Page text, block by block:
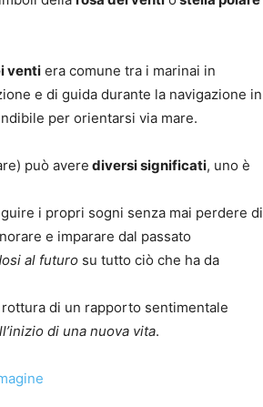
venti era comune tra i marinai in
e di guida durante la navigazione in
per orientarsi via mare.
può avere diversi significati, uno è
i propri sogni senza mai perdere di
e imparare dal passato
al futuro su tutto ciò che ha da
di un rapporto sentimentale
di una nuova vita.